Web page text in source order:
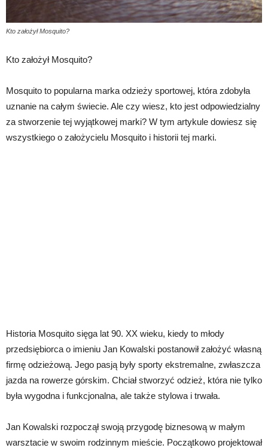
Kto założył Mosquito?
Kto założył Mosquito?
Mosquito to popularna marka odzieży sportowej, która zdobyła
uznanie na całym świecie. Ale czy wiesz, kto jest odpowiedzialny
za stworzenie tej wyjątkowej marki? W tym artykule dowiesz się
wszystkiego o założycielu Mosquito i historii tej marki.
Historia Mosquito sięga lat 90. XX wieku, kiedy to młody
przedsiębiorca o imieniu Jan Kowalski postanowił założyć własną
firmę odzieżową. Jego pasją były sporty ekstremalne, zwłaszcza
jazda na rowerze górskim. Chciał stworzyć odzież, która nie tylko
była wygodna i funkcjonalna, ale także stylowa i trwała.
Jan Kowalski rozpoczął swoją przygodę biznesową w małym
warsztacie w swoim rodzinnym mieście. Początkowo projektował